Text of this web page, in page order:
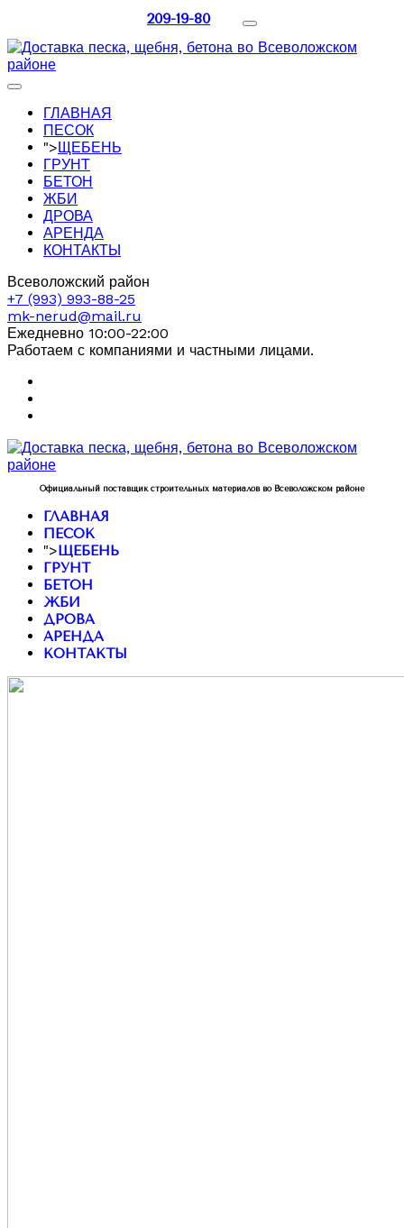
209-19-80
ГЛАВНАЯ
ПЕСОК
">ЩЕБЕНЬ
ГРУНТ
БЕТОН
ЖБИ
ДРОВА
АРЕНДА
КОНТАКТЫ
Всеволожский район
+7 (993) 993-88-25
mk-nerud@mail.ru
Ежедневно 10:00-22:00
Работаем с компаниями и частными лицами.
Официальный поставщик строительных материалов во Всеволожском районе
ГЛАВНАЯ
ПЕСОК
">ЩЕБЕНЬ
ГРУНТ
БЕТОН
ЖБИ
ДРОВА
АРЕНДА
КОНТАКТЫ